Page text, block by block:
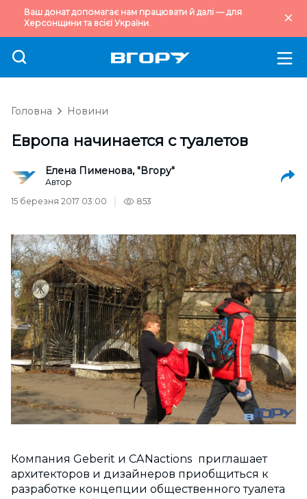
Ваш донат допомагає нам працювати й далі — для
Херсонщини та всієї України.
Головна Новини
Европа начинается с туалетов
Елена Пименова, "Вгору"
Автор
15 березня 2017 03:00
853
Компания Geberit и CANactions приглашает
архитекторов и дизайнеров приобщиться к
разработке концепции общественного туалета